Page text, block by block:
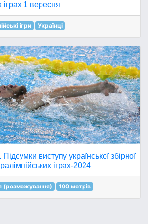
іграх 1 вересня
ігри Українці
виступу української збірної
іграх-2024
(розмежування) 100 метрів